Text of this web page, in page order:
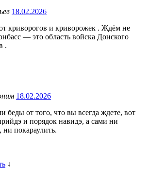
18.02.2026
криворогов и криворожек . Ждём не
— это область войска Донского
.
18.02.2026
беды от того, что вы всегда ждете, вот
и порядок навидэ, а сами ни
ни покараулить.
↓